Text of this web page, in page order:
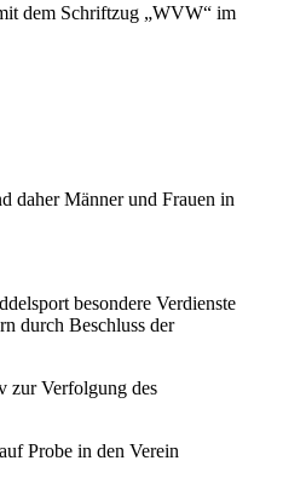
dem Schriftzug „WVW“ im
daher Männer und Frauen in
besondere Verdienste
durch Beschluss der
zur Verfolgung des
Probe in den Verein